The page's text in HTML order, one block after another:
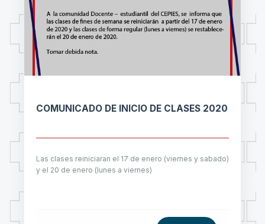
COMUNICADO DE INICIO DE CLASES 2020
Las clases reiniciaran el 17 de enero (viernes y sabado)
y el 20 de enero (lunes a viernes)